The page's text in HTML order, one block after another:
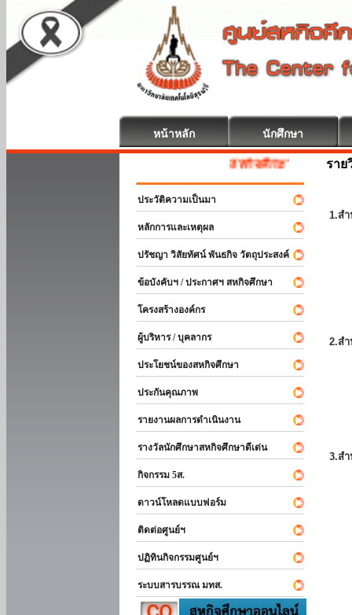
หน้าหลัก นักศึกษา
สหกิจศึกษา ยินดีต้อนรับ
ประวัติความเป็นมา
หลักการและเหตุผล
ปรัชญา วิสัยทัศน์ พันธกิจ วัตถุประสงค์
ข้อบังคับฯ / ประกาศฯ สหกิจศึกษา
โครงสร้างองค์กร
ผู้บริหาร / บุคลากร
ประโยชน์ของสหกิจศึกษา
ประกันคุณภาพ
รายงานผลการดำเนินงาน
รางวัลนักศึกษาสหกิจศึกษาดีเด่น
กิจกรรม 5ส.
ดาวน์โหลดแบบฟอร์ม
ติดต่อศูนย์ฯ
ปฏิทินกิจกรรมศูนย์ฯ
ระบบสารบรรณ มทส.
ราย
1.ส
2.ส
3.ส